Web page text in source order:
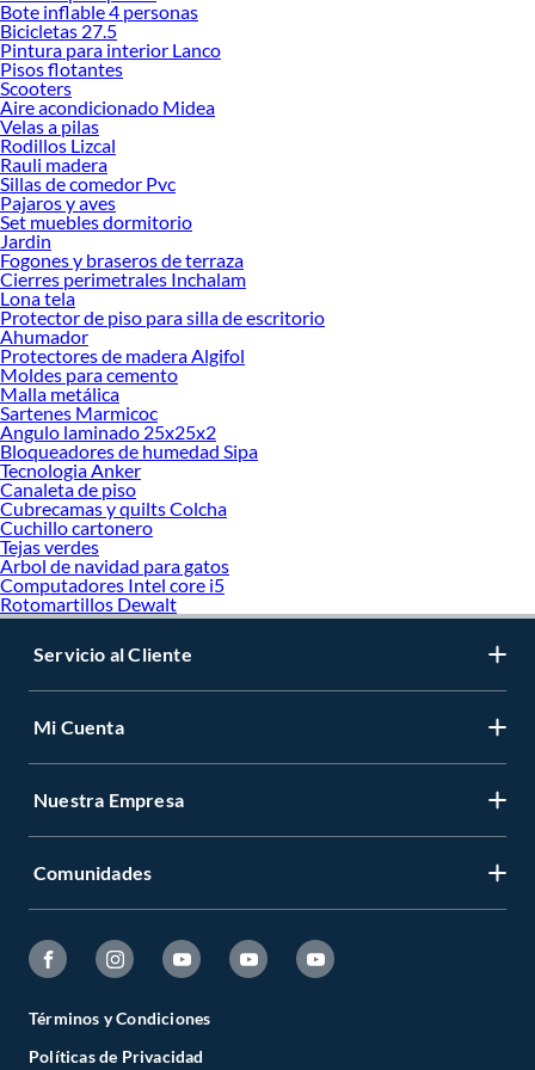
ofrecerte!
Encuentra una amplia variedad de productos de Sofás en Sodimac. Encuentra
todo lo necesario para tus proyectos de renovación y decoración. ¡Visítanos y
haz tus ideas realidad!
Bote inflable 4 personas
Bicicletas 27.5
Pintura para interior Lanco
Pisos flotantes
Scooters
Aire acondicionado Midea
Velas a pilas
Rodillos Lizcal
Rauli madera
Sillas de comedor Pvc
Pajaros y aves
Set muebles dormitorio
Jardin
Fogones y braseros de terraza
Cierres perimetrales Inchalam
Lona tela
Protector de piso para silla de escritorio
Ahumador
Protectores de madera Algifol
Moldes para cemento
Malla metálica
Sartenes Marmicoc
Angulo laminado 25x25x2
Bloqueadores de humedad Sipa
Tecnologia Anker
Canaleta de piso
Cubrecamas y quilts Colcha
Cuchillo cartonero
Tejas verdes
Arbol de navidad para gatos
Computadores Intel core i5
Rotomartillos Dewalt
Servicio al Cliente
Mi Cuenta
Nuestra Empresa
Comunidades
Términos y Condiciones
Políticas de Privacidad